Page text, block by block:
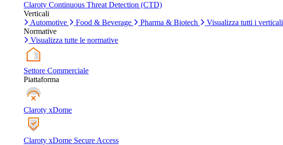
Claroty Continuous Threat Detection (CTD)
Verticali
Automotive
Food & Beverage Pharma & Biotech
Visualizza tutti i verticali
Normative
Visualizza tutte le normative
Settore Commerciale
Piattaforma
Claroty xDome
Claroty xDome Secure Access